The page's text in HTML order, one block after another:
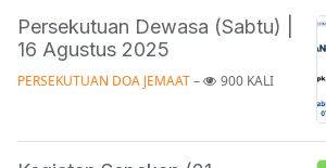
Persekutuan Dewasa (Sabtu) |
16 Agustus 2025
PERSEKUTUAN DOA JEMAAT – 900 KALI